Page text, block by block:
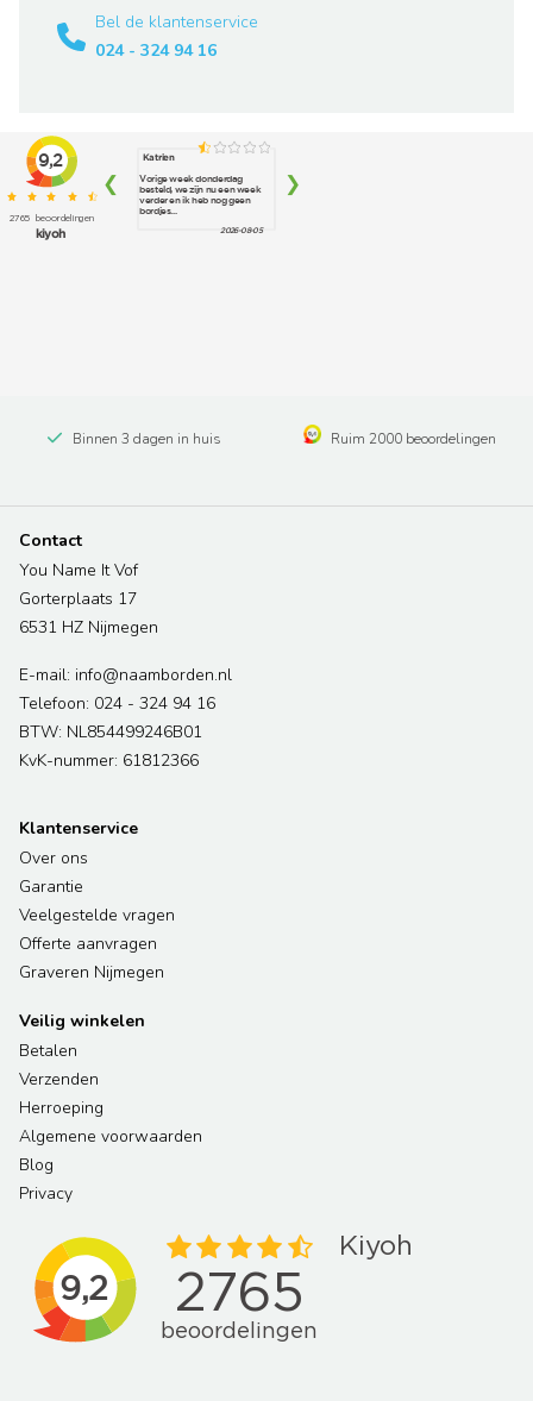
Bel de klantenservice
024 - 324 94 16
Binnen 3 dagen in huis Ruim 2000 beoordelingen
Contact
You Name It Vof
Gorterplaats 17
6531 HZ Nijmegen
E-mail: info@naamborden.nl
Telefoon: 024 - 324 94 16
BTW: NL854499246B01
KvK-nummer: 61812366
Klantenservice
Over ons
Garantie
Veelgestelde vragen
Offerte aanvragen
Graveren Nijmegen
Veilig winkelen
Betalen
Verzenden
Herroeping
Algemene voorwaarden
Blog
Privacy